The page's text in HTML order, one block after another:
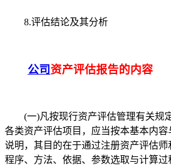
8.评估结论及其分析
公司资产评估报告的内容
(一)凡按现行资产评估管理有关规
各类资产评估项目，应当按本基本内
说明，其目的在于通过注册资产评估
程序、方法、依据、参数选取与计算